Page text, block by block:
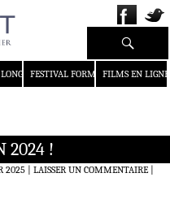
FESTIVAL FORMAT COURT
FILMS EN LIGNE
Recherche
2024 !
2025 LAISSER UN COMMENTAIRE|